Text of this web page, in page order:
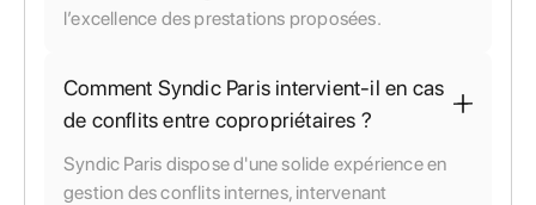
l’excellence des prestations proposées.
Comment Syndic Paris intervient-il en cas
de conflits entre copropriétaires ?
Syndic Paris dispose d'une solide expérience en
gestion des conflits internes, intervenant